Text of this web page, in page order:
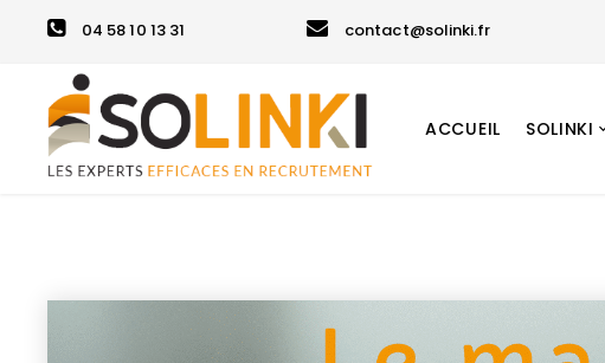
04 58 10 13 31 contact@solinki.fr
ACCUEIL SOLINKI